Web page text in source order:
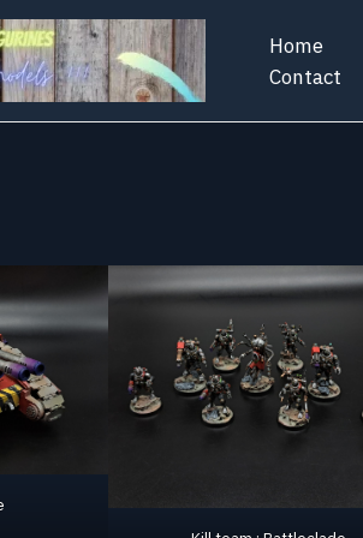
Home
Contact